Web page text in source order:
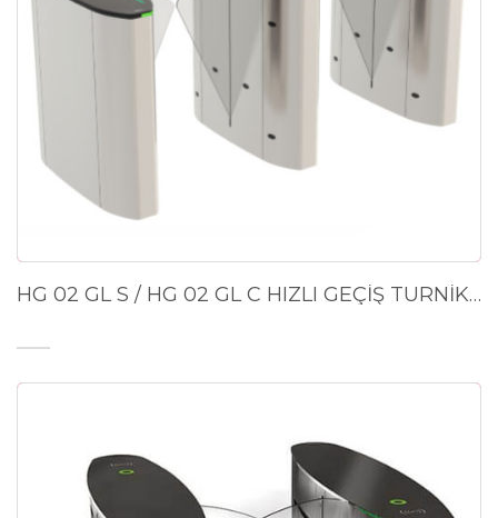
HG 02 GL S / HG 02 GL C HIZLI GEÇİŞ TURNİKESİ